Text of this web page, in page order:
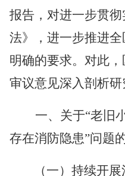
报告 ，对进一步贯
法》， 进一步推进
明确的要求。 对此，
审议意见深入剖析研
一、关于“老旧
存在消防隐患”问题
（一）持续开展